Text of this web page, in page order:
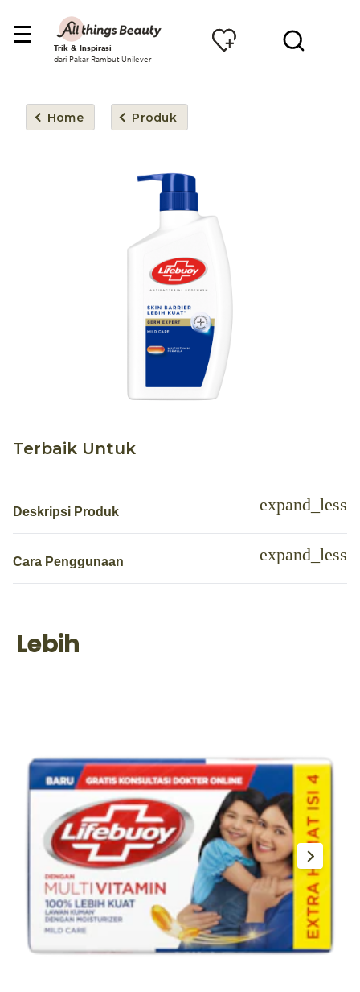
Trik & Inspirasi
dari Pakar Rambut Unilever
Home Produk
Terbaik Untuk
Deskripsi Produk
Cara Penggunaan
Lebih